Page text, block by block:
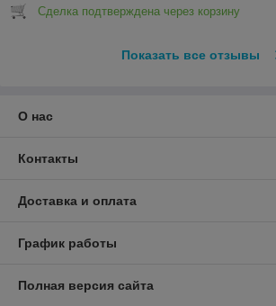
Сделка подтверждена через корзину
Показать все отзывы
О нас
Контакты
Доставка и оплата
График работы
Полная версия сайта